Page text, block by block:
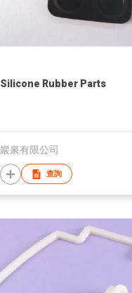
Silicone Rubber Parts
巖泉有限公司
查詢